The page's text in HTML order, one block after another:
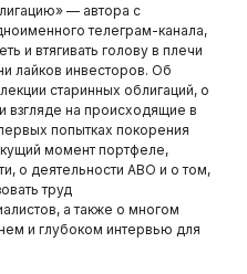
— автора с
телеграм-канала,
и втягивать голову в плечи
лайков инвесторов. Об
старинных облигаций, о
на происходящие в
попытках покорения
момент портфеле,
о деятельности АВО и о том,
труд
а также о многом
и глубоком интервью для